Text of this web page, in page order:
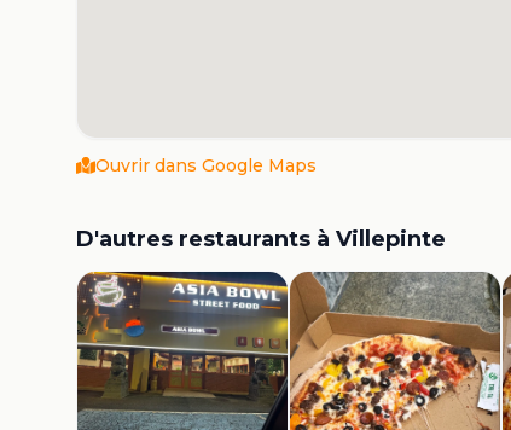
Ouvrir dans Google Maps
D'autres restaurants à Villepinte